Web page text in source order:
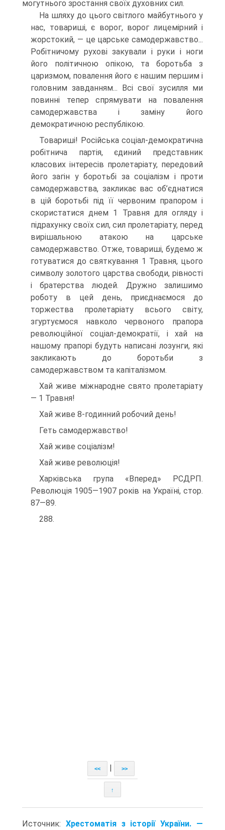
могут­нього зростання своїх духовних сил.
На шляху до цього світлого майбутнього у
нас, товариші, є ворог, ворог лицемірний і
жорстокий, — це царське самодержавство...
Робітничому рухові закували і руки і ноги
його політичною опікою, та боротьба з
царизмом, повалення його є нашим першим і
головним завданням... Всі свої зусилля ми
повинні тепер спрямувати на повалення
самодержавства і заміну його
демократичною республі­кою.
Товариші! Російська соціал-демократична
робітнича партія, єди­ний представник
класових інтересів пролетаріату, передовий
його загін у боротьбі за соціалізм і проти
самодержавства, закликає вас об’єднатися
в цій боротьбі під її червоним прапором і
скористатися днем 1 Травня для огляду і
підрахунку своїх сил, сил пролетаріату, перед
вирішальною атакою на царське
самодержавство. Отже, това­риші, будемо ж
готуватися до святкування 1 Травня, цього
символу золотого царства свободи, рівності
і братерства людей. Дружно залишимо
роботу в цей день, приєднаємося до
торжества пролета­ріату всього світу,
згуртуємося навколо червоного прапора
револю­ційної соціал-демократії, і хай на
нашому прапорі будуть написані лозунги, які
закликають до боротьби з
самодержавством та капіта­лізмом.
Хай живе міжнародне свято пролетаріату
— 1 Травня!
Хай живе 8-годинний робочий день!
Геть самодержавство!
Хай живе соціалізм!
Хай живе революція!
Харківська група «Вперед» РСДРП.
Революція 1905—1907 років на Україні, стор.
87—89.
288.
<< >>
↑
Источник: Хрестоматія з історії України. —